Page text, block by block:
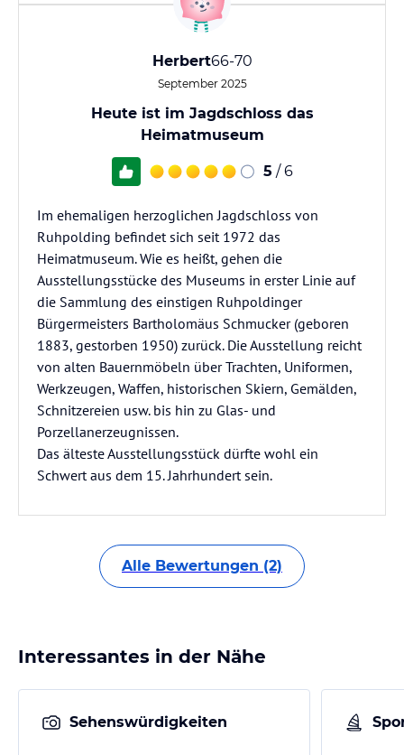
Herbert66-70
September 2025
Heute ist im Jagdschloss das
Heimatmuseum
5 / 6
Im ehemaligen herzoglichen Jagdschloss von
Ruhpolding befindet sich seit 1972 das
Heimatmuseum. Wie es heißt, gehen die
Ausstellungsstücke des Museums in erster Linie auf
die Sammlung des einstigen Ruhpoldinger
Bürgermeisters Bartholomäus Schmucker (geboren
1883, gestorben 1950) zurück. Die Ausstellung reicht
von alten Bauernmöbeln über Trachten, Uniformen,
Werkzeugen, Waffen, historischen Skiern, Gemälden,
Schnitzereien usw. bis hin zu Glas- und
Porzellanerzeugnissen.
Das älteste Ausstellungsstück dürfte wohl ein
Schwert aus dem 15. Jahrhundert sein.
Alle Bewertungen (2)
Interessantes in der Nähe
Sehenswürdigkeiten